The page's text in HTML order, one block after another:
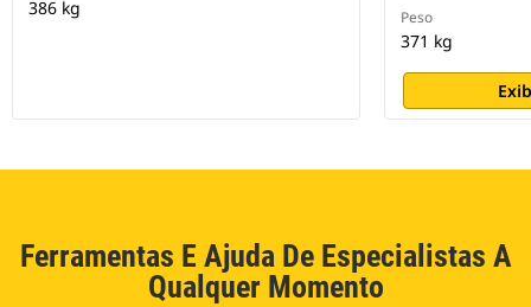
386 kg Peso
371 kg
Ferramentas E Ajuda De Especialistas A
Qualquer Momento